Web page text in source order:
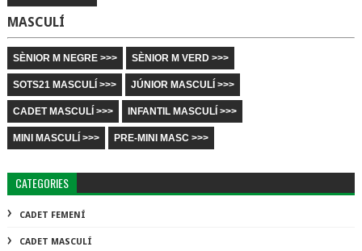
MASCULÍ
SÈNIOR M NEGRE >>> SÈNIOR M VERD >>>
SOTS21 MASCULÍ >>> JÚNIOR MASCULÍ >>>
CADET MASCULÍ >>> INFANTIL MASCULÍ >>>
MINI MASCULÍ >>> PRE-MINI MASC >>>
CATEGORIES
CADET FEMENÍ
CADET MASCULÍ